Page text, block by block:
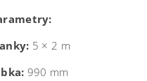
5 × 2 m
990 mm